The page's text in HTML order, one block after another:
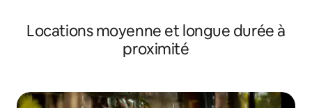
Locations moyenne et longue durée à
proximité